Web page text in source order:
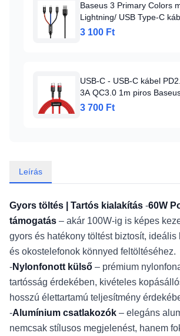
Baseus 3 Primary Colors
Lightning/ USB Type-C
fekete
3 100 Ft
USB-C - USB-C kábel
3A QC3.0 1m piros
Nylon harisnyázott
3 700 Ft
Leírás
Gyors töltés | Tartós kialakítás -60W
támogatás – akár 100W-ig is képes
gyors és hatékony töltést biztosít, ideális
és okostelefonok könnyed feltöltéséhez.
-Nylonfonott külső – prémium
tartósság érdekében, kivételes
hosszú élettartamú teljesítmény
-Alumínium csatlakozók – elegáns
nemcsak stílusos megjelenést, hanem